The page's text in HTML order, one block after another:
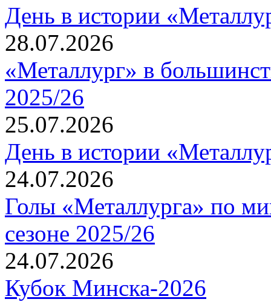
День в истории
28.07.2026
«Металлург» в
2025/26
25.07.2026
День в истории
24.07.2026
Голы «Металлурга» по
сезоне 2025/26
24.07.2026
Кубок Минска-2026